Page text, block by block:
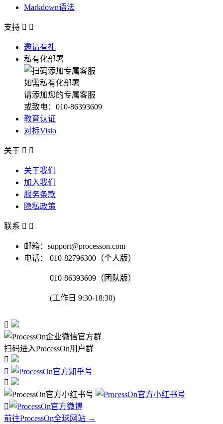
Markdown语法
支持  
邀请有礼
私有化部署
如需私有化部署
请添加您的专属客服
或致电：010-86393609
教育认证
对标Visio
关于  
关于我们
加入我们
服务条款
隐私政策
联系  
邮箱：support@processon.com
电话：
010-82796300（个人版）
010-86393609（团队版）
(工作日 9:30-18:30)

扫码进入ProcessOn用户群




前往ProcessOn全球网站 →